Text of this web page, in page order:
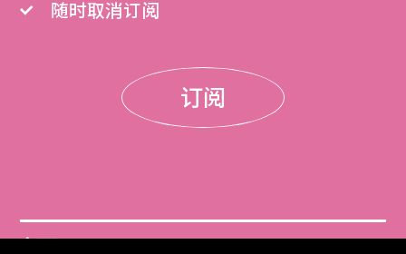
随时取消订阅
订阅